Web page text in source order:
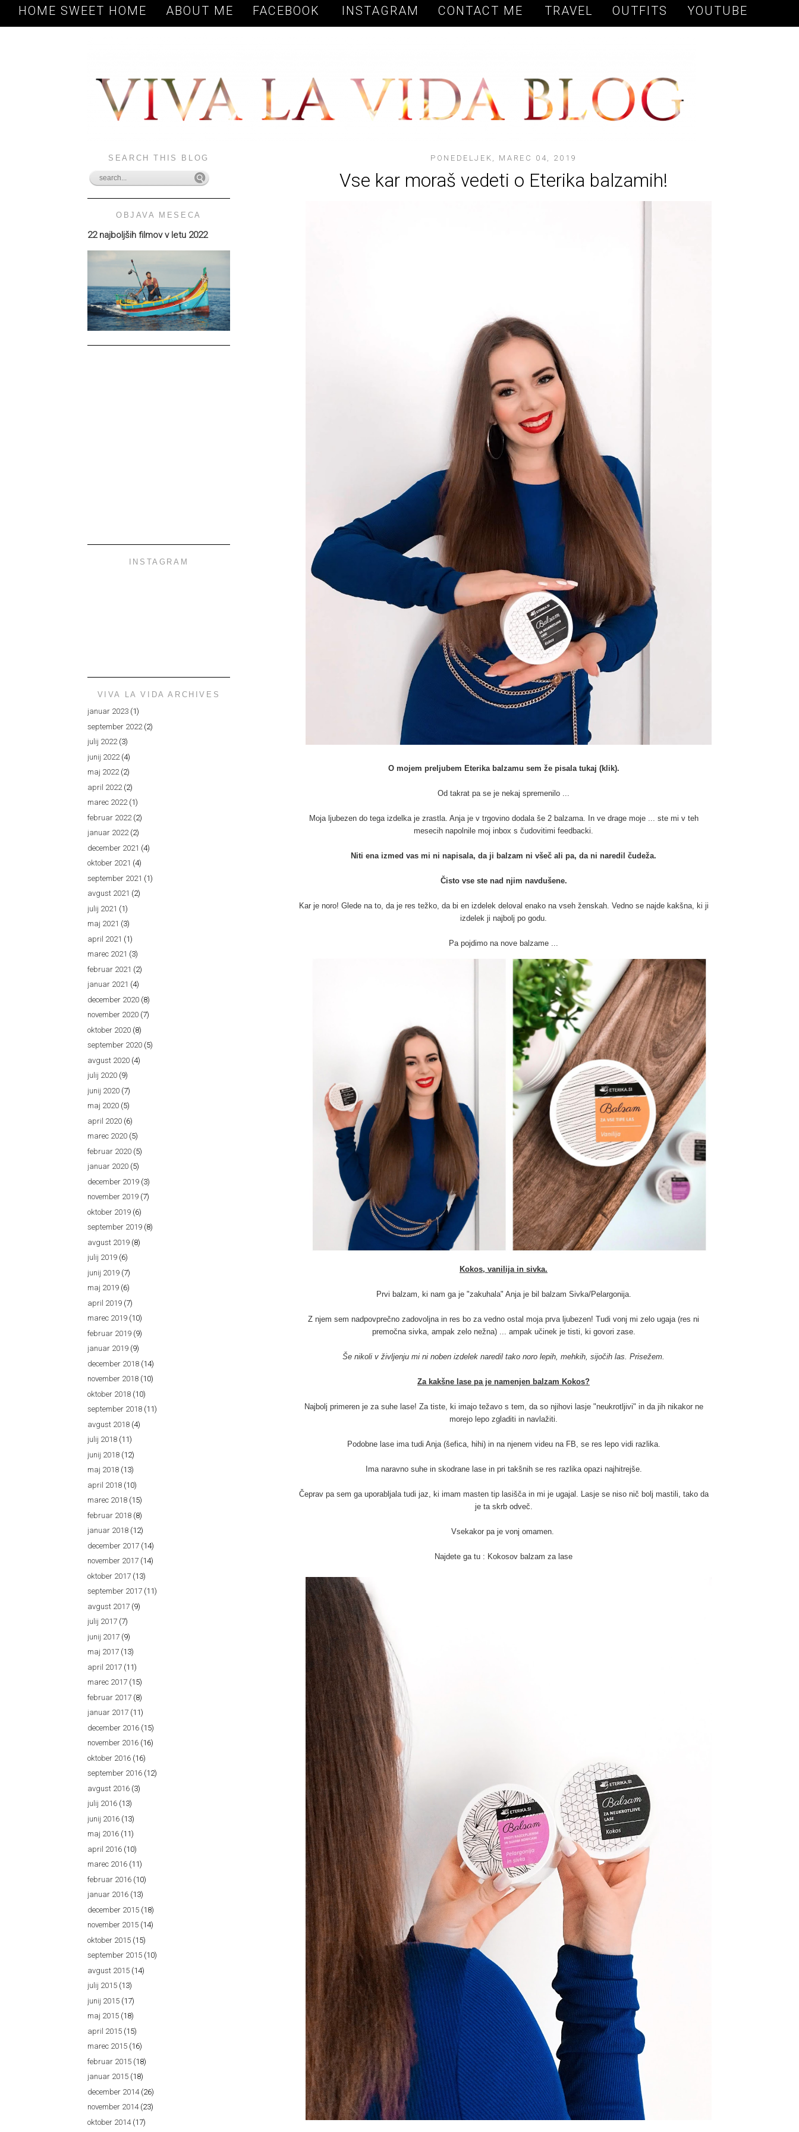
Vow to Fashion
HOME SWEET HOME ABOUT ME FACEBOOK INSTAGRAM CONTACT ME TRAVEL OUTFITS YOUTUBE
PONEDELJEK, MAREC 04, 2019
Vse kar moraš vedeti o Eterika balzamih!
O mojem preljubem Eterika balzamu sem že pisala tukaj (klik).
Od takrat pa se je nekaj spremenilo ...
Moja ljubezen do tega izdelka je zrastla. Anja je v trgovino dodala še 2 balzama. In ve drage moje ... ste mi v teh
mesecih napolnile moj inbox s čudovitimi feedbacki.
Niti ena izmed vas mi ni napisala, da ji balzam ni všeč ali pa, da ni naredil čudeža.
Čisto vse ste nad njim navdušene.
Kar je noro! Glede na to, da je res težko, da bi en izdelek deloval enako na vseh ženskah. Vedno se najde kakšna, ki ji
izdelek ji najbolj po godu.
Pa pojdimo na nove balzame ...
Kokos, vanilija in sivka.
Prvi balzam, ki nam ga je "zakuhala" Anja je bil balzam Sivka/Pelargonija.
Z njem sem nadpovprečno zadovoljna in res bo za vedno ostal moja prva ljubezen! Tudi vonj mi zelo ugaja (res ni
premočna sivka, ampak zelo nežna) ... ampak učinek je tisti, ki govori zase.
Še nikoli v življenju mi ni noben izdelek naredil tako noro lepih, mehkih, sijočih las. Prisežem.
Za kakšne lase pa je namenjen balzam Kokos?
Najbolj primeren je za suhe lase! Za tiste, ki imajo težavo s tem, da so njihovi lasje "neukrotljivi" in da jih nikakor ne
morejo lepo zgladiti in navlažiti.
Podobne lase ima tudi Anja (šefica, hihi) in na njenem videu na FB, se res lepo vidi razlika.
Ima naravno suhe in skodrane lase in pri takšnih se res razlika opazi najhitrejše.
Čeprav pa sem ga uporabljala tudi jaz, ki imam masten tip lasišča in mi je ugajal. Lasje se niso nič bolj mastili, tako da
je ta skrb odveč.
Vsekakor pa je vonj omamen.
Najdete ga tu : Kokosov balzam za lase
SEARCH THIS BLOG
OBJAVA MESECA
22 najboljših filmov v letu 2022
INSTAGRAM
VIVA LA VIDA ARCHIVES
januar 2023 (1)
september 2022 (2)
julij 2022(3)
junij 2022 (4)
maj 2022(2)
april 2022 (2)
marec 2022(1)
februar 2022 (2)
januar 2022(2)
december 2021 (4)
oktober 2021 (4)
september 2021 (1)
avgust 2021 (2)
julij 2021 (1)
maj 2021 (3)
april 2021 (1)
marec 2021 (3)
februar 2021 (2)
januar 2021 (4)
december 2020 (8)
november 2020 (7)
oktober 2020 (8)
september 2020 (5)
avgust 2020 (4)
julij 2020 (9)
junij 2020 (7)
maj 2020 (5)
april 2020 (6)
marec 2020 (5)
februar 2020 (5)
januar 2020 (5)
december 2019 (3)
november 2019 (7)
oktober 2019 (6)
september 2019 (8)
avgust 2019 (8)
julij 2019 (6)
junij 2019 (7)
maj 2019 (6)
april 2019 (7)
marec 2019 (10)
februar 2019 (9)
januar 2019 (9)
december 2018 (14)
november 2018 (10)
oktober 2018 (10)
september 2018 (11)
avgust 2018 (4)
julij 2018 (11)
junij 2018 (12)
maj 2018 (13)
april 2018 (10)
marec 2018 (15)
februar 2018 (8)
januar 2018 (12)
december 2017 (14)
november 2017 (14)
oktober 2017 (13)
september 2017 (11)
avgust 2017 (9)
julij 2017 (7)
junij 2017 (9)
maj 2017 (13)
april 2017 (11)
marec 2017 (15)
februar 2017 (8)
januar 2017 (11)
december 2016 (15)
november 2016 (16)
oktober 2016 (16)
september 2016 (12)
avgust 2016 (3)
julij 2016 (13)
junij 2016 (13)
maj 2016 (11)
april 2016 (10)
marec 2016 (11)
februar 2016 (10)
januar 2016 (13)
december 2015 (18)
november 2015 (14)
oktober 2015 (15)
september 2015 (10)
avgust 2015 (14)
julij 2015 (13)
junij 2015 (17)
maj 2015 (18)
april 2015 (15)
marec 2015 (16)
februar 2015 (18)
januar 2015 (18)
december 2014(26)
november 2014(23)
oktober 2014(17)